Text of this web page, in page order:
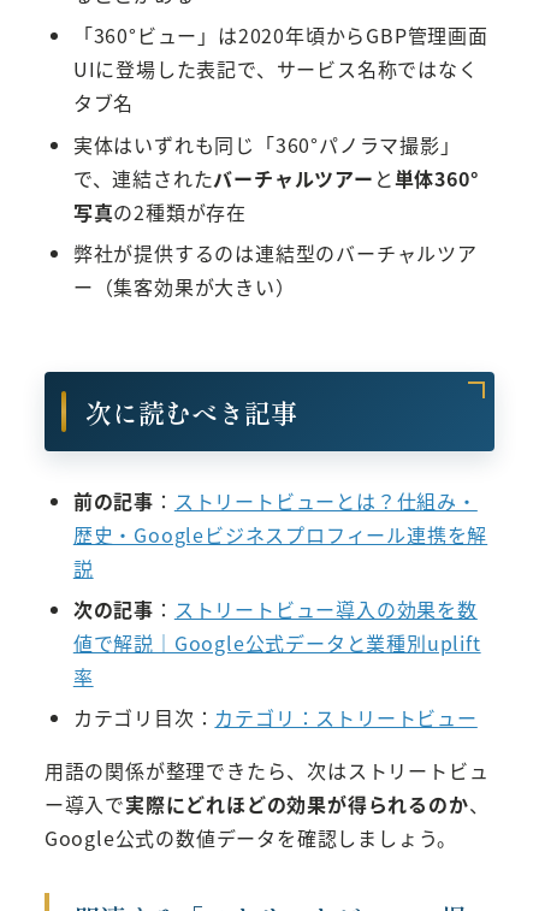
「360°ビュー」は2020年頃からGBP管理画面
UIに登場した表記で、サービス名称ではなく
タブ名
実体はいずれも同じ「360°パノラマ撮影」
で、連結されたバーチャルツアー と単体360°
写真の2種類が存在
弊社が提供するのは連結型のバーチャルツア
ー（集客効果が大きい）
次に読むべき記事
前の記事 ： ストリートビューとは？仕組み・
歴史・Googleビジネスプロフィール連携を解
説
次の記事 ： ストリートビュー導入の効果を数
値で解説｜Google公式データと業種別uplift
率
カテゴリ目次： カテゴリ：ストリートビュー
用語の関係が整理できたら、次はストリートビュ
ー導入で実際にどれほどの効果が得られるのか、
Google公式の数値データを確認しましょう。